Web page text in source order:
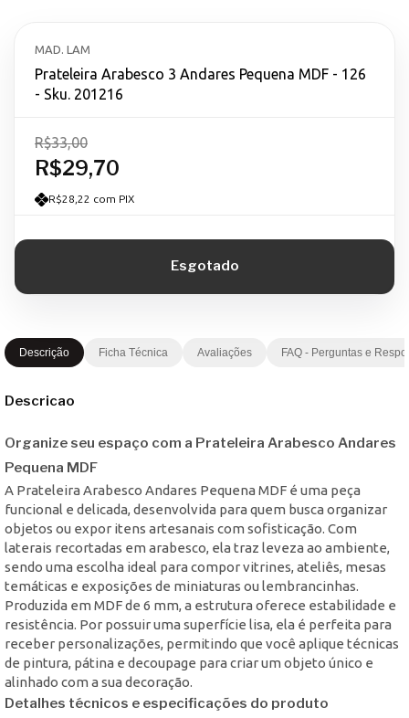
MAD. LAM
Prateleira Arabesco 3 Andares Pequena MDF - 126
- Sku. 201216
R$29,70
R$33,00
R$28,22 com PIX
Descrição Ficha Técnica Avaliações FAQ - Perguntas e
Descricao
Organize seu espaço com a Prateleira Arabesco Andares
Pequena MDF
A Prateleira Arabesco Andares Pequena MDF é uma peça
funcional e delicada, desenvolvida para quem busca organizar
objetos ou expor itens artesanais com sofisticação. Com
laterais recortadas em arabesco, ela traz leveza ao ambiente,
sendo uma escolha ideal para compor vitrines, ateliês, mesas
temáticas e exposições de miniaturas ou lembrancinhas.
Produzida em MDF de 6 mm, a estrutura oferece estabilidade e
resistência. Por possuir uma superfície lisa, ela é perfeita para
receber personalizações, permitindo que você aplique técnicas
de pintura, pátina e decoupage para criar um objeto único e
alinhado com a sua decoração.
Detalhes técnicos e especificações do produto